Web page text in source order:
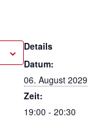
Details
Datum:
06. August 2029
Zeit:
19:00 - 20:30